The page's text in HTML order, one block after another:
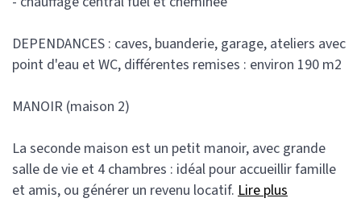
DEPENDANCES : caves, buanderie, garage, ateliers avec
point d'eau et WC, différentes remises : environ 190 m2
MANOIR (maison 2)
La seconde maison est un petit manoir, avec grande
salle de vie et 4 chambres : idéal pour accueillir famille
et amis, ou générer un revenu locatif. Lire plus